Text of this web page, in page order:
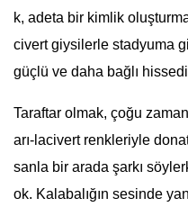
k, adeta bir kimlik
civert giysilerle stadyuma
güçlü ve daha bağlı
Taraftar olmak, çoğu
arı-lacivert renkleriyle
sanla bir arada şarkı
ok. Kalabalığın sesinde